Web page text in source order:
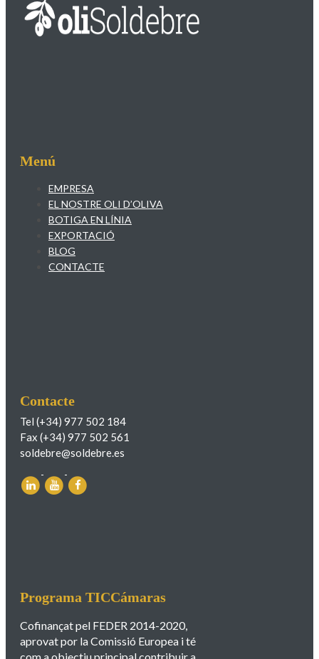
Menú
EMPRESA
EL NOSTRE OLI D’OLIVA
BOTIGA EN LÍNIA
EXPORTACIÓ
BLOG
CONTACTE
Contacte
Tel (+34) 977 502 184
Fax (+34) 977 502 561
soldebre@soldebre.es
Programa TICCámaras
Cofinançat pel FEDER 2014-2020,
aprovat por la Comissió Europea i té